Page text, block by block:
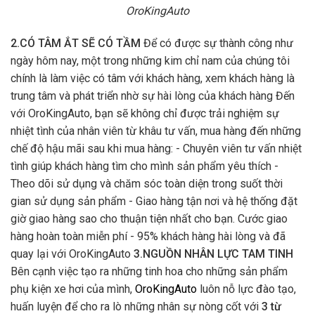
OroKingAuto
2.CÓ TÂM ẮT SẼ CÓ TẦM Để có được sự thành công như
ngày hôm nay, một trong những kim chỉ nam của chúng tôi
chính là làm việc có tâm với khách hàng, xem khách hàng là
trung tâm và phát triển nhờ sự hài lòng của khách hàng Đến
với OroKingAuto, bạn sẽ không chỉ được trải nghiệm sự
nhiệt tình của nhân viên từ khâu tư vấn, mua hàng đến những
chế độ hậu mãi sau khi mua hàng: - Chuyên viên tư vấn nhiệt
tình giúp khách hàng tìm cho mình sản phẩm yêu thích -
Theo dõi sử dụng và chăm sóc toàn diện trong suốt thời
gian sử dụng sản phẩm - Giao hàng tận nơi và hệ thống đặt
giờ giao hàng sao cho thuận tiện nhất cho bạn. Cước giao
hàng hoàn toàn miễn phí - 95% khách hàng hài lòng và đã
quay lại với OroKingAuto 3.NGUỒN NHÂN LỰC TAM TINH
Bên cạnh việc tạo ra những tinh hoa cho những sản phẩm
phụ kiện xe hơi của mình, OroKingAuto luôn nỗ lực đào tạo,
huấn luyện để cho ra lò những nhân sự nòng cốt với 3 từ